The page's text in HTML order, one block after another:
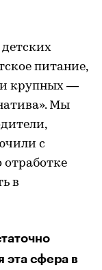
питание,
крупных —
Мы
с
отработке
в
эта сфера в